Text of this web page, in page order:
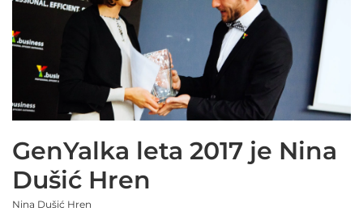
GenYalka leta 2017 je Nina
Dušić Hren
Nina Dušić Hren